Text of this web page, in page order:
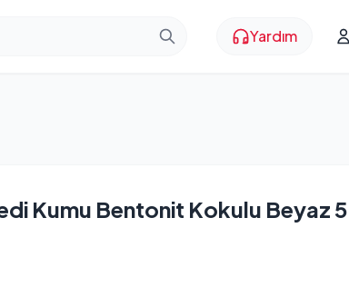
Yardım
Kumu Bentonit Kokulu Beyaz